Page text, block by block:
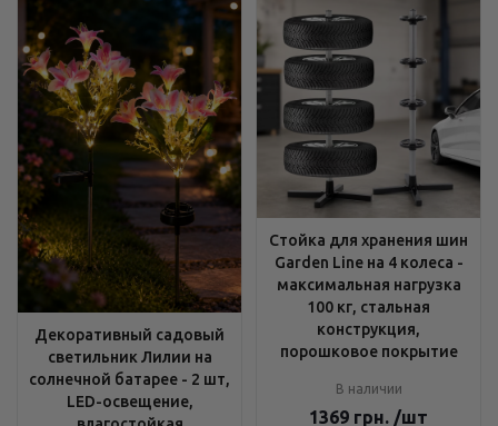
Декоративный садовый
светильник Лилии на
солнечной батарее - 2 шт,
LED-освещение,
Стойка для хранения шин
Garden Line на 4 колеса -
максимальная нагрузка
100 кг, стальная
конструкция,
порошковое покрытие
В наличии
1369 грн. /шт